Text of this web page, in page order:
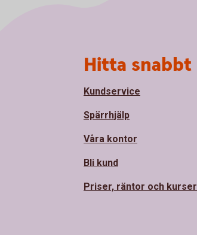
Hitta snabbt
Kundservice
Spärrhjälp
Våra kontor
Bli kund
Priser, räntor och kurser